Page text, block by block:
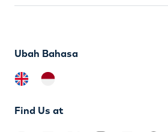
Ubah Bahasa
Find Us at